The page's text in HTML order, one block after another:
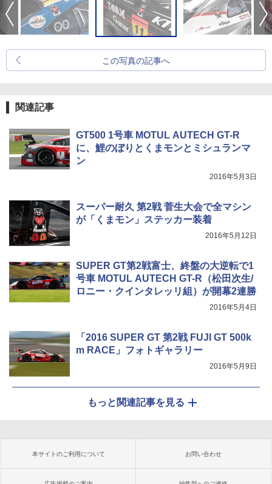
この写真の記事へ
関連記事
GT500 1号車 MOTUL AUTECH GT-R
に、鯉のぼりとくまモンとミシュランマ
ン
2016年5月3日
スーパー耐久 第2戦 菅生大会で全マシン
が「くまモン」ステッカー装着
2016年5月12日
SUPER GT第2戦富士、終盤の大逆転で1
号車 MOTUL AUTECH GT-R（松田次生/
ロニー・クインタレッリ組）が開幕2連勝
2016年5月4日
「2016 SUPER GT 第2戦 FUJI GT 500k
m RACE」フォトギャラリー
2016年5月9日
もっと関連記事を見る
本サイトのご利用について お問い合わせ